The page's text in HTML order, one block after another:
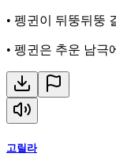
• 펭귄이 뒤뚱뒤뚱
• 펭귄은 추운 남극
고릴라